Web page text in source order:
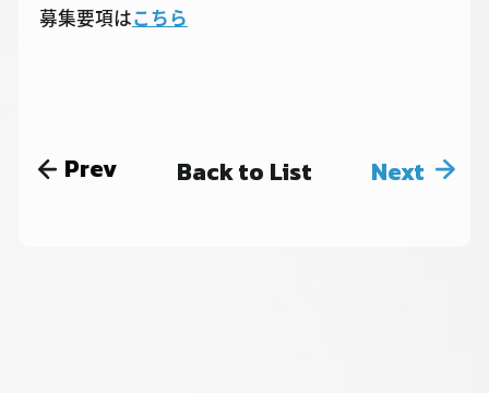
募集要項はこちら
Back to List
Prev Next